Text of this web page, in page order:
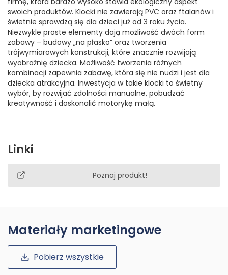
swoich produktów. Klocki nie zawierają PVC oraz ftalanów i
świetnie sprawdzą się dla dzieci już od 3 roku życia.
Niezwykle proste elementy dają możliwość dwóch form
zabawy – budowy „na płasko” oraz tworzenia
trójwymiarowych konstrukcji, które znacznie rozwijają
wyobraźnię dziecka. Możliwość tworzenia różnych
kombinacji zapewnia zabawę, która się nie nudzi i jest dla
dziecka atrakcyjna. Inwestycja w takie klocki to świetny
wybór, by rozwijać zdolności manualne, pobudzać
kreatywność i doskonalić motorykę małą.
Linki
Poznaj produkt!
Materiały marketingowe
Pobierz wszystkie